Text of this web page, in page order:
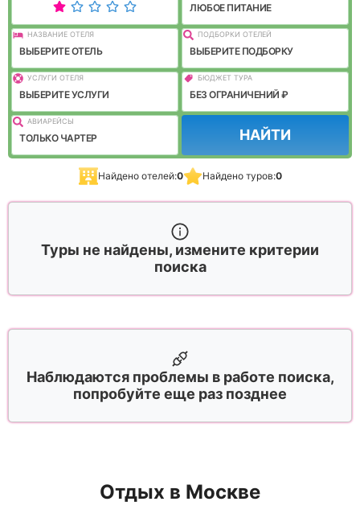
ЛЮБОЕ ПИТАНИЕ
НАЗВАНИЕ ОТЕЛЯ
ВЫБЕРИТЕ ОТЕЛЬ
ПОДБОРКИ ОТЕЛЕЙ
ВЫБЕРИТЕ ПОДБОРКУ
УСЛУГИ ОТЕЛЯ
ВЫБЕРИТЕ УСЛУГИ
БЮДЖЕТ ТУРА
БЕЗ ОГРАНИЧЕНИЙ ₽
АВИАРЕЙСЫ
ТОЛЬКО ЧАРТЕР НАЙТИ
Найдено отелей:0 Найдено туров:0
Туры не найдены, измените критерии
поиска
Наблюдаются проблемы в работе поиска,
попробуйте еще раз позднее
Отдых в Москве